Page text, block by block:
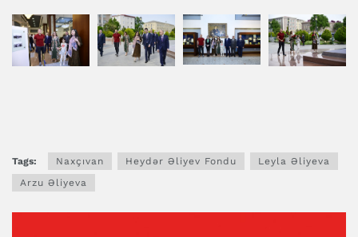
Tags: Naxçıvan Heydər Əliyev Fondu
Leyla Əliyeva
Arzu Əliyeva